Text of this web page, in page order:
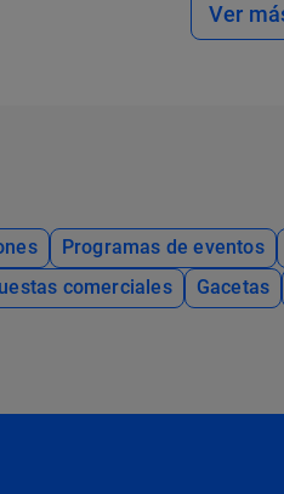
Ver
Programas de eventos
comerciales Gacetas